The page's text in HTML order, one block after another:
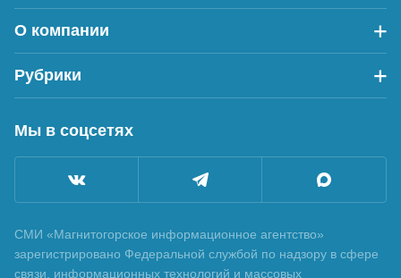
О компании
Рубрики
Мы в соцсетях
СМИ «Магнитогорское информационное агентство»
зарегистрировано Федеральной службой по надзору в сфере
связи, информационных технологий и массовых